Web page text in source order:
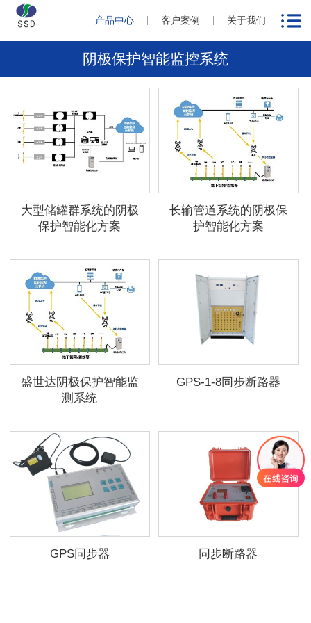
产品中心 客户案例 关于我们
阴极保护智能监控系统
大型储罐群系统的阴极
保护智能化方案
长输管道系统的阴极保
护智能化方案
盛世达阴极保护智能监
测系统
GPS-1-8同步断路器
GPS同步器 同步断路器